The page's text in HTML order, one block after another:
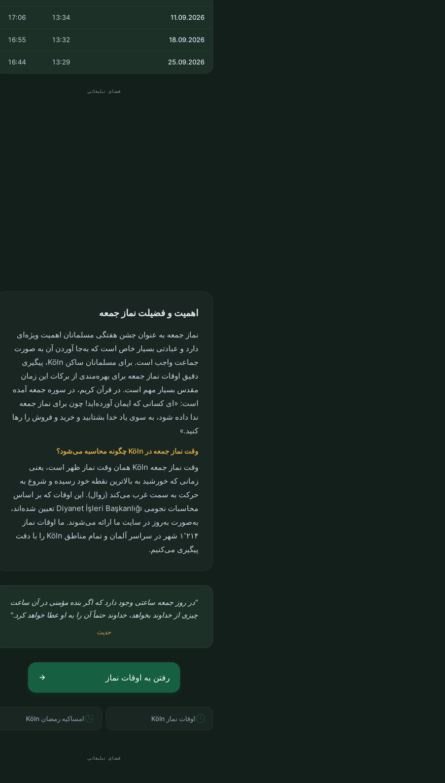
11.09.2026
13:34
17:06
18.09.2026
13:32
16:55
25.09.2026
13:29
16:44
فضای تبلیغاتی
اهمیت و فضیلت نماز جمعه
نماز جمعه به عنوان جشن هفتگی مسلمانان اهمیت ویژه‌ای
دارد و عبادتی بسیار خاص است که به‌جا آوردن آن به صورت
جماعت واجب است. برای مسلمانان ساکن Köln، پیگیری
دقیق اوقات نماز جمعه برای بهره‌مندی از برکات این زمان
مقدس بسیار مهم است. در قرآن کریم، در سوره جمعه آمده
است: «ای کسانی که ایمان آورده‌اید! چون برای نماز جمعه
ندا داده شود، به سوی یاد خدا بشتابید و خرید و فروش را رها
کنید.»
وقت نماز جمعه در Köln چگونه محاسبه می‌شود؟
وقت نماز جمعه Köln همان وقت نماز ظهر است، یعنی
زمانی که خورشید به بالاترین نقطه خود رسیده و شروع به
حرکت به سمت غرب می‌کند (زوال). این اوقات که بر اساس
محاسبات نجومی Diyanet İşleri Başkanlığı تعیین شده‌اند،
به‌صورت به‌روز در سایت ما ارائه می‌شوند. ما اوقات نماز
۱٬۲۱۴ شهر در سراسر آلمان و تمام مناطق Köln را با دقت
پیگیری می‌کنیم.
"در روز جمعه ساعتی وجود دارد که اگر بنده مؤمنی در آن ساعت
چیزی از خداوند بخواهد، خداوند حتماً آن را به او عطا خواهد کرد."
حدیث
رفتن به اوقات نماز
اوقات نماز Köln امساکیه رمضان Köln
فضای تبلیغاتی